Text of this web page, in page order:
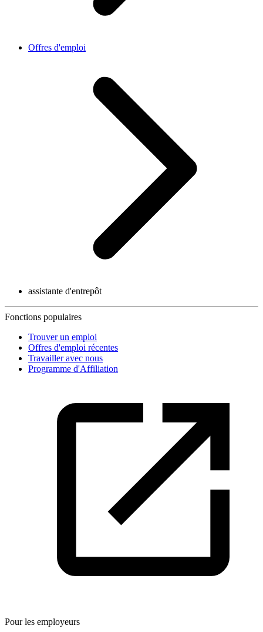
Offres d'emploi
assistante d'entrepôt
Fonctions populaires
Trouver un emploi
Offres d'emploi récentes
Travailler avec nous
Programme d'Affiliation
Pour les employeurs